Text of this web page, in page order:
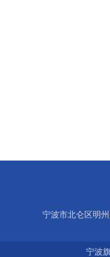
宁波市北仑区明
宁波